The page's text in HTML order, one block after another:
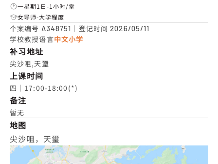
一星期1日-1小时/堂
女导师-大学程度
个案编号 A348751 ｜登记时间2026/05/11
学校教授语言中文小学
补习地址
尖沙咀,天璽
上课时间
四｜17:00-18:00(*)
备注
暂无
地图
尖沙咀，天璽